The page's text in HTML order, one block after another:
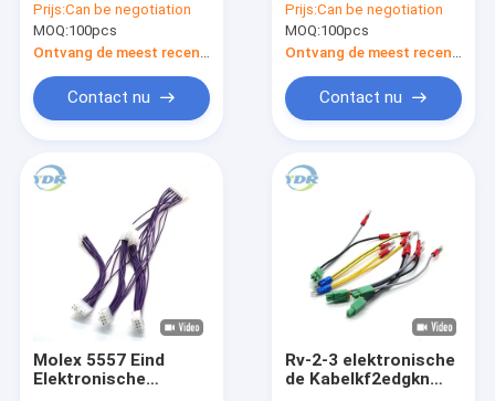
Rode Ingeblikte
Koperdraad
Prijs:Can be negotiation
MOQ:100pcs
Contact nu
Indicator Lichte
Draad Kabel xhp-2 de
Eindhuisvesting van
XH2.5
Prijs:Can be negotiation
MOQ:100pcs
Contact nu
Molex 5557 Eind
Elektronische
Rv-2-3 elektronische
de Kabelkf2edgkn